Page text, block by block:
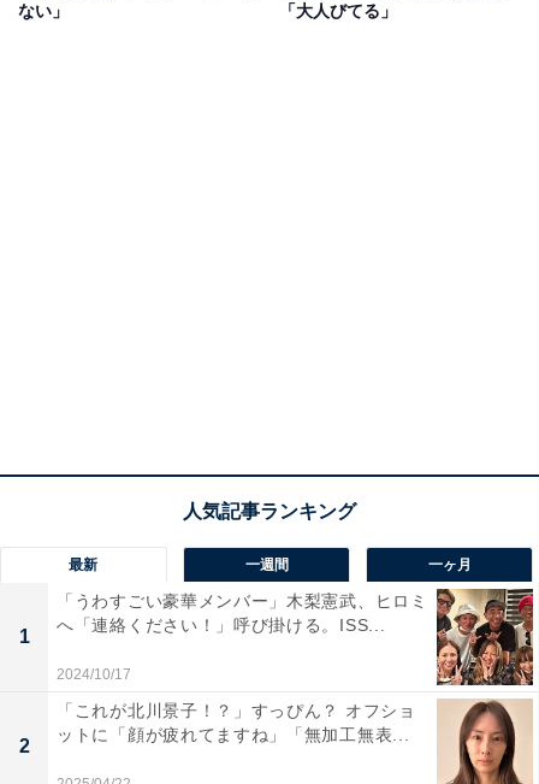
ない」
「大人びてる」
最新 一週間 一ヶ月
1
「うわすごい豪華メンバー」木梨憲武、ヒロミ
へ「連絡ください！」呼び掛ける。ISS...
2024/10/17
2
「これが北川景子！？」すっぴん？ オフショ
ットに「顔が疲れてますね」「無加工無表...